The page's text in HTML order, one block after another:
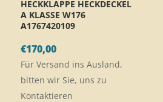
HECKKLAPPE HECKDECKEL
A KLASSE W176
A1767420109
€170,00
Für Versand ins Ausland,
bitten wir Sie, uns zu
Kontaktieren